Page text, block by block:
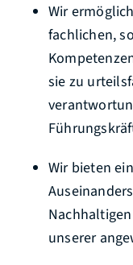
Wir
fachlichen,
sie zu
Wir bieten
unserer